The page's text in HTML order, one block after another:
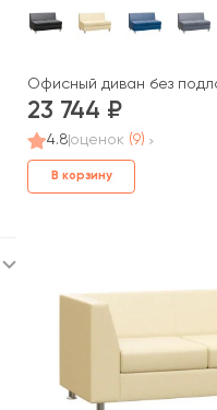
Офисный диван без
23 744
4.8 оценок (9)
В корзину